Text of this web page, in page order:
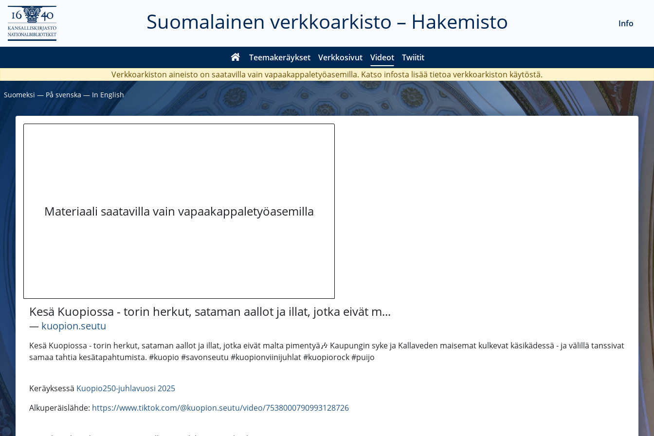
Suomalainen verkkoarkisto – Hakemisto
Teemakeräykset Verkkosivut Videot Twiitit
Info
Verkkoarkiston aineisto on saatavilla vain vapaakappaletyöasemilla. Katso infosta lisää tietoa verkkoarkiston käytöstä.
Suomeksi ― På svenska ― In English
Materiaali saatavilla vain vapaakappaletyöasemilla
Kesä Kuopiossa - torin herkut, sataman aallot ja illat, jotka eivät m...
― kuopion.seutu
Kesä Kuopiossa - torin herkut, sataman aallot ja illat, jotka eivät malta pimentyä🎶 Kaupungin syke ja Kallaveden maisemat kulkevat käsikädessä - ja välillä tanssivat
samaa tahtia kesätapahtumista. #kuopio #savonseutu #kuopionviinijuhlat #kuopiorock #puijo
Keräyksessä Kuopio250-juhlavuosi 2025
Alkuperäislähde: https://www.tiktok.com/@kuopion.seutu/video/7538000790993128726